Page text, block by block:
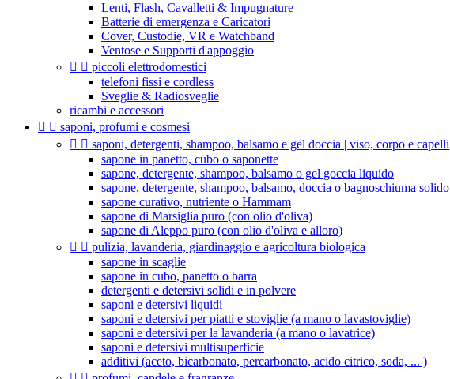
Lenti, Flash, Cavalletti & Impugnature
Batterie di emergenza e Caricatori
Cover, Custodie, VR e Watchband
Ventose e Supporti d'appoggio
  piccoli elettrodomestici
telefoni fissi e cordless
Sveglie & Radiosveglie
ricambi e accessori
  saponi, profumi e cosmesi
  saponi, detergenti, shampoo, balsamo e gel doccia | viso, corpo e capelli
sapone in panetto, cubo o saponette
sapone, detergente, shampoo, balsamo o gel goccia liquido
sapone, detergente, shampoo, balsamo, doccia o bagnoschiuma solido
sapone curativo, nutriente o Hammam
sapone di Marsiglia puro (con olio d'oliva)
sapone di Aleppo puro (con olio d'oliva e alloro)
  pulizia, lavanderia, giardinaggio e agricoltura biologica
sapone in scaglie
sapone in cubo, panetto o barra
detergenti e detersivi solidi e in polvere
saponi e detersivi liquidi
saponi e detersivi per piatti e stoviglie (a mano o lavastoviglie)
saponi e detersivi per la lavanderia (a mano o lavatrice)
saponi e detersivi multisuperficie
additivi (aceto, bicarbonato, percarbonato, acido citrico, soda, ... )